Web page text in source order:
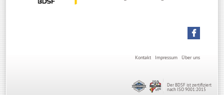
Über uns
Impressum
Kontakt
Der BDSF ist zertifiziert
nach ISO 9001:2015